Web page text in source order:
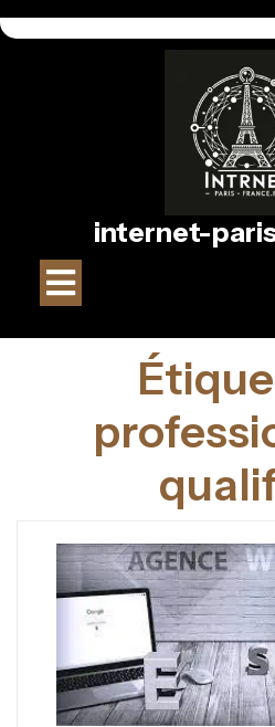
au
internet-
Ouvrir